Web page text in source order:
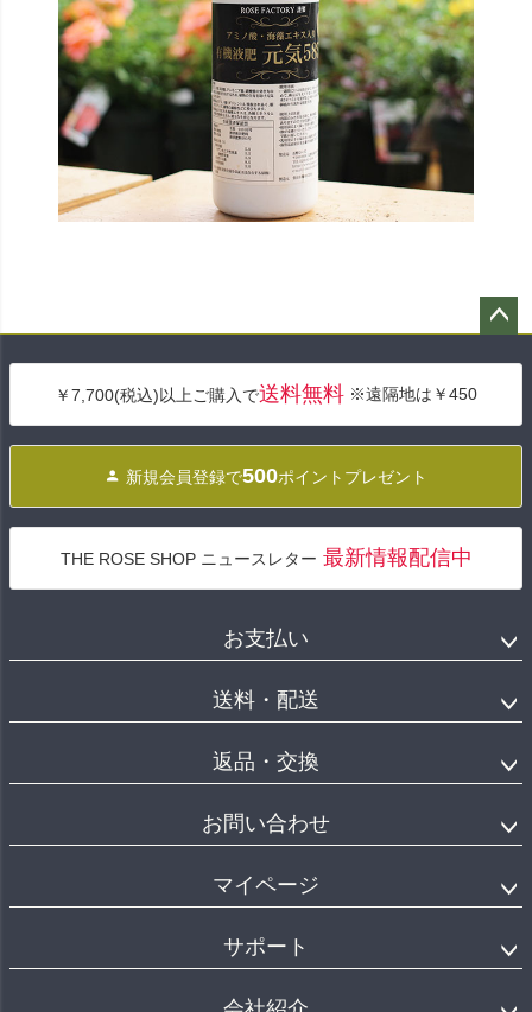
へ
￥7,700(税込)以上ご購入で送料無料 ※遠隔地は￥450
新規会員登録で500ポイントプレゼント
THE ROSE SHOP ニュースレター 最新情報配信中
お支払い
送料・配送
返品・交換
お問い合わせ
マイページ
サポート